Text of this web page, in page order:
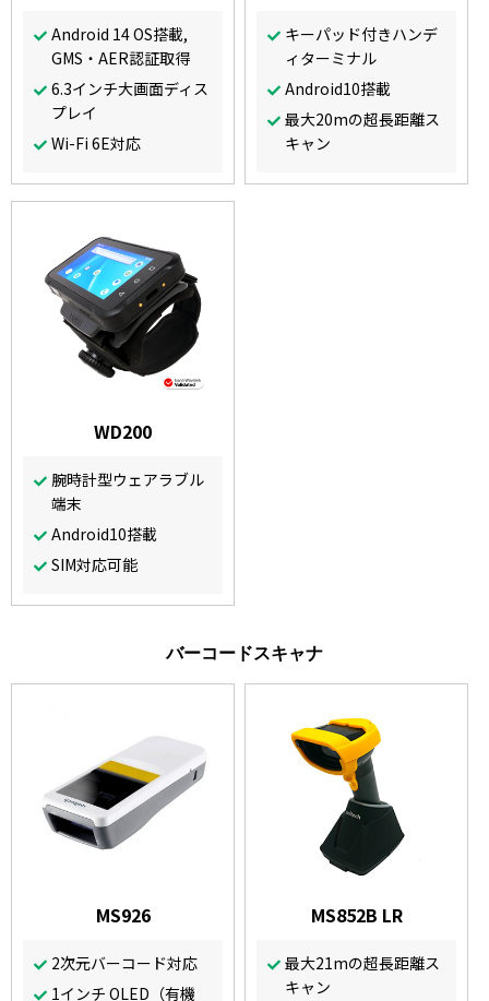
Android 14 OS搭載,
GMS・AER認証取得
6.3インチ大画面ディス
プレイ
Wi-Fi 6E対応
キーパッド付きハンデ
ィターミナル
Android10搭載
最大20mの超長距離ス
キャン
WD200
腕時計型ウェアラブル
端末
Android10搭載
SIM対応可能
バーコードスキャナ
MS926
2次元バーコード対応
1インチ OLED（有機
MS852B LR
最大21mの超長距離ス
キャン